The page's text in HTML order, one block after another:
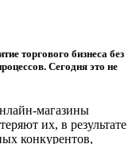
торгового бизнеса без
Сегодня это не
магазины
их, в результате
конкурентов,